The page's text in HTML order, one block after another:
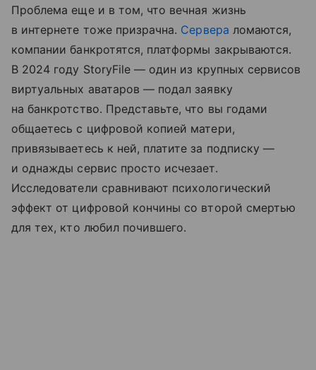
Проблема еще и в том, что вечная жизнь
в интернете тоже призрачна. Сервера ломаются,
компании банкротятся, платформы закрываются.
В 2024 году StoryFile — один из крупных сервисов
виртуальных аватаров — подал заявку
на банкротство. Представьте, что вы годами
общаетесь с цифровой копией матери,
привязываетесь к ней, платите за подписку —
и однажды сервис просто исчезает.
Исследователи сравнивают психологический
эффект от цифровой кончины со второй смертью
для тех, кто любил почившего.